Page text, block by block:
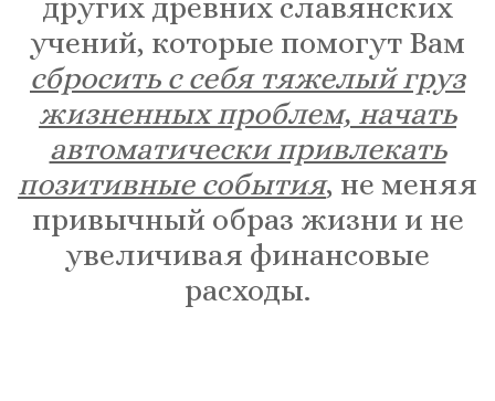
других древних славянских
учений, которые помогут Вам
сбросить с себя тяжелый груз
жизненных проблем, начать
автоматически привлекать
позитивные события, не меняя
привычный образ жизни и не
увеличивая финансовые
расходы.